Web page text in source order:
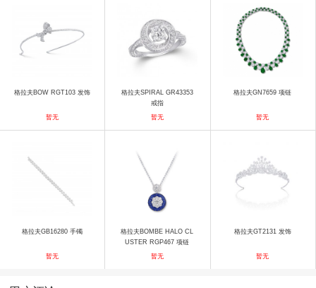
格拉夫BOW RGT103 发饰
暂无
格拉夫SPIRAL GR43353
戒指
暂无
格拉夫GN7659 项链
暂无
格拉夫GB16280 手镯
暂无
格拉夫BOMBE HALO CL
USTER RGP467 项链
暂无
格拉夫GT2131 发饰
暂无